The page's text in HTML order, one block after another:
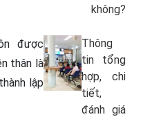
được
thân là
lập
không?
Thông
tin tổng
hợp, chi
tiết,
đánh giá